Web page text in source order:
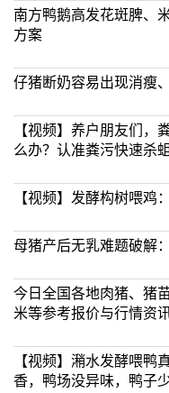
南方鸭鹅高发花斑脾、
方案
仔猪断奶容易出现消瘦
【视频】养户朋友们，
么办？认准粪污快速杀
【视频】发酵构树喂鸡
母猪产后无乳难题破解
今日全国各地肉猪、猪
米等参考报价与行情资
【视频】潲水发酵喂鸭
香，鸭场没异味，鸭子